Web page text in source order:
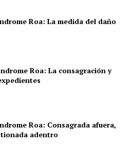
Roa: La medida del daño
Roa: La consagración y
Roa: Consagrada afuera,
adentro